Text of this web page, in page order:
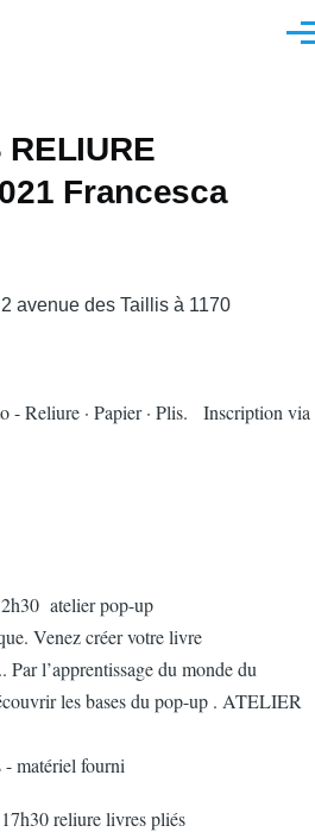
RELIURE
Francesca
avenue des Taillis à 1170
- Reliure · Papier · Plis. Inscription via
atelier pop-up
Venez créer votre livre
Par l’apprentissage du monde du
les bases du pop-up . ATELIER
matériel fourni
reliure livres pliés